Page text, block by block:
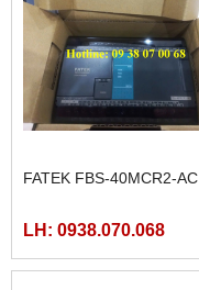
FATEK FBS-40MCR2-AC
LH: 0938.070.068